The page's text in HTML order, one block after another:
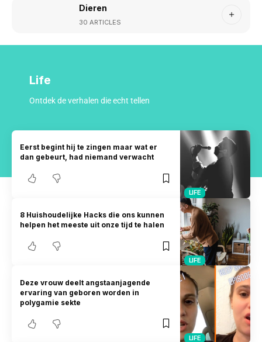
Dieren
30 ARTICLES
Life
Ontdek de verhalen die echt tellen
LIFE
Eerst begint hij te zingen maar wat er
dan gebeurt, had niemand verwacht
LIFE
8 Huishoudelijke Hacks die ons kunnen
helpen het meeste uit onze tijd te halen
LIFE
Deze vrouw deelt angstaanjagende
ervaring van geboren worden in
polygamie sekte